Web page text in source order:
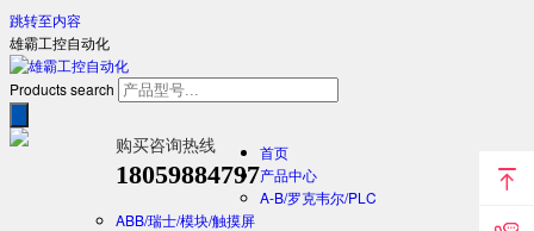
跳转至内容
雄霸工控自动化
Products search
购买咨询热线
18059884797
首页
产品中心
A-B/罗克韦尔/PLC
ABB/瑞士/模块/触摸屏